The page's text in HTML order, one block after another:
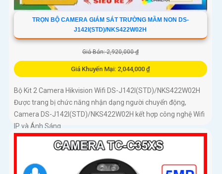
TRỌN BỘ CAMERA GIÁM SÁT TRƯỜNG MẦM NON DS-
J142I(STD)/NKS422W02H
Giá Bán: 2,920,000 ₫
Giá Khuyến Mại: 2,044,000 ₫
Bộ Kit 2 Camera Hikvision Wifi DS-J142I(STD)/NKS422W02H
Được trang bị chức năng nhận dạng người chuyển động,
Camera DS-J142I(STD)/NKS422W02H kết hợp công nghệ Wifi
IP và Ánh Sáng...